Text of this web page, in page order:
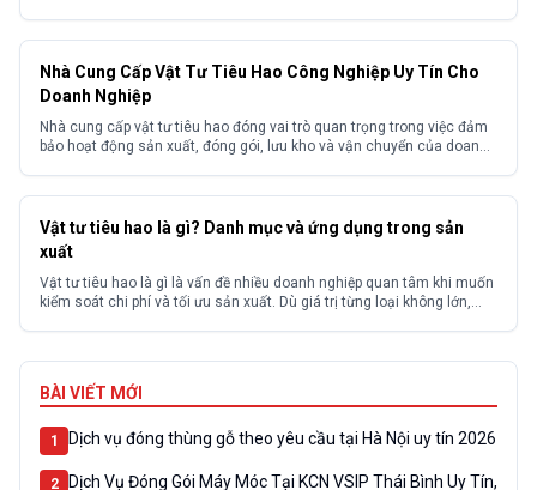
Nhà Cung Cấp Vật Tư Tiêu Hao Công Nghiệp Uy Tín Cho
Doanh Nghiệp
Nhà cung cấp vật tư tiêu hao đóng vai trò quan trọng trong việc đảm
bảo hoạt động sản xuất, đóng gói, lưu kho và vận chuyển của doanh
Vật tư tiêu hao là gì? Danh mục và ứng dụng trong sản
xuất
Vật tư tiêu hao là gì là vấn đề nhiều doanh nghiệp quan tâm khi muốn
kiểm soát chi phí và tối ưu sản xuất. Dù giá trị từng loại không lớn,
BÀI VIẾT MỚI
1 Dịch vụ đóng thùng gỗ theo yêu cầu tại Hà Nội uy tín 2026
2
Dịch Vụ Đóng Gói Máy Móc Tại KCN VSIP Thái Bình Uy Tín,